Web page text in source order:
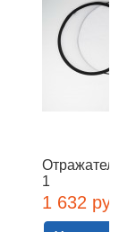
Отражатель
1
1 632 руб